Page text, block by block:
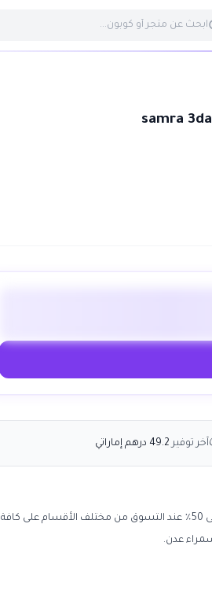
آخر توفير 49.2 درهم إماراتي
يمنحك متجر سمراء عدن samra 3dan عبر كود سمراء عدن و خصم مميز حتى 50٪ عند التسوق من مختلف الأقسام على كافة
عدن.